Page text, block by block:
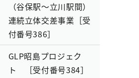
（谷保駅～立川駅間）
連続立体交差事業［受
付番号386］
GLP昭島プロジェク
ト ［受付番号384］